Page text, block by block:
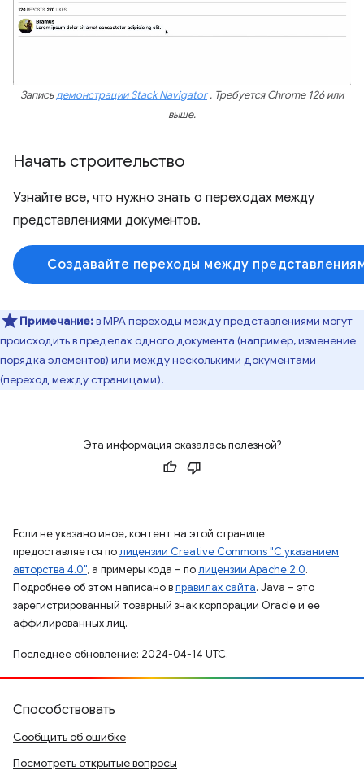
Записьдемонстрации Stack Navigator. Требуется Chrome 126 или
выше.
Начать строительство
Узнайте все, что нужно знать о переходах между
представлениями документов.
Создавайте переходы между
Примечание:в MPA переходы между представлениями могут
происходить в пределах одного документа (например, изменение
порядка элементов) или между несколькими документами
(переход между страницами).
Эта информация оказалась полезной?
Если не указано иное, контент на этой странице
предоставляется полицензии Creative Commons "С указанием
авторства 4.0", а примеры кода – полицензии Apache 2.0.
Подробнее об этом написано вправилах сайта. Java – это
зарегистрированный товарный знак корпорации Oracle и ее
аффилированных лиц.
Последнее обновление: 2024-04-14 UTC.
Способствовать
Сообщить об ошибке
Посмотреть открытые вопросы